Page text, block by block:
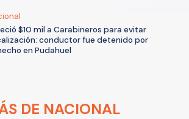
$10 mil a Carabineros para evitar
conductor fue detenido por
en Pudahuel
DE NACIONAL